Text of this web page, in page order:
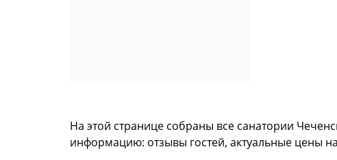
На этой странице собраны все санатории
информацию: отзывы гостей, актуальные цены